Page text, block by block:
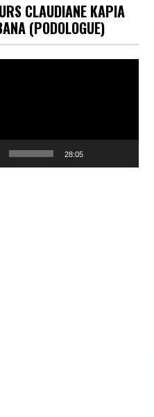
CLAUDIANE KAPIA
(PODOLOGUE)
28:05